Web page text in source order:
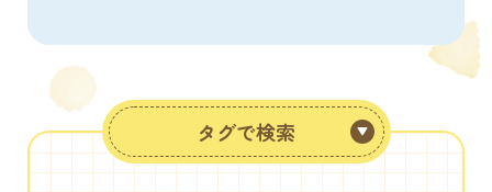
タグで検索